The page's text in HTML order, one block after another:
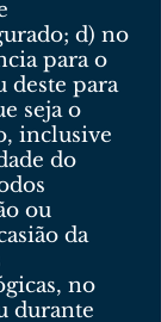
d) no
para o
deste para
seja o
inclusive
do
ou
da
no
durante